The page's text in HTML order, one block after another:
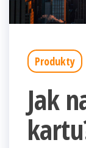
Produkty
Jak